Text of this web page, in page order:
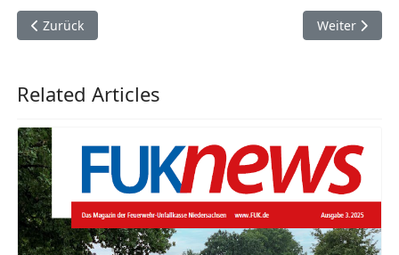
Vorheriger Beitrag: Delegiertenversammlung des
Zurück Nächster
Weiter
Related Articles